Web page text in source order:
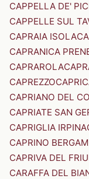
CAPPELLA DE'
CAPPELLE SUL
CAPRAIA ISOLA
CAPRANICA
CAPRAROLA
CAPREZZOCAPRI
CAPRIANO DEL
CAPRIATE SAN
CAPRIGLIA IRPINA
CAPRINO
CAPRIVA DEL
CARAFFA DEL